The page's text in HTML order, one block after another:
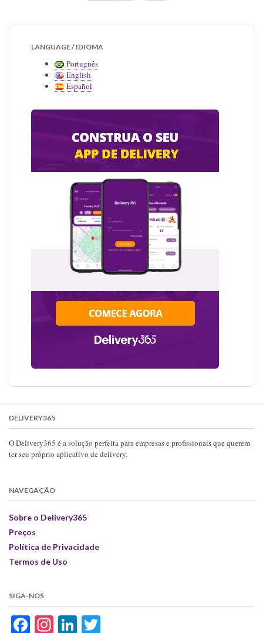
LANGUAGE / IDIOMA
Português
English
Español
DELIVERY365
O Delivery365 é a solução perfeita para empresas e profissionais que querem
ter seu próprio aplicativo de delivery.
NAVEGAÇÃO
Sobre o Delivery365
Preços
Política de Privacidade
Termos de Uso
SIGA-NOS
Facebook
Instagram
LinkedIn